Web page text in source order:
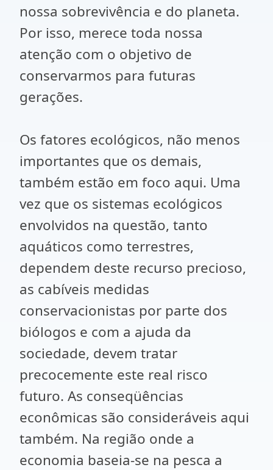
nossa sobrevivência e do planeta.
Por isso, merece toda nossa
atenção com o objetivo de
conservarmos para futuras
gerações.
Os fatores ecológicos, não menos
importantes que os demais,
também estão em foco aqui. Uma
vez que os sistemas ecológicos
envolvidos na questão, tanto
aquáticos como terrestres,
dependem deste recurso precioso,
as cabíveis medidas
conservacionistas por parte dos
biólogos e com a ajuda da
sociedade, devem tratar
precocemente este real risco
futuro. As conseqüências
econômicas são consideráveis aqui
também. Na região onde a
economia baseia-se na pesca a